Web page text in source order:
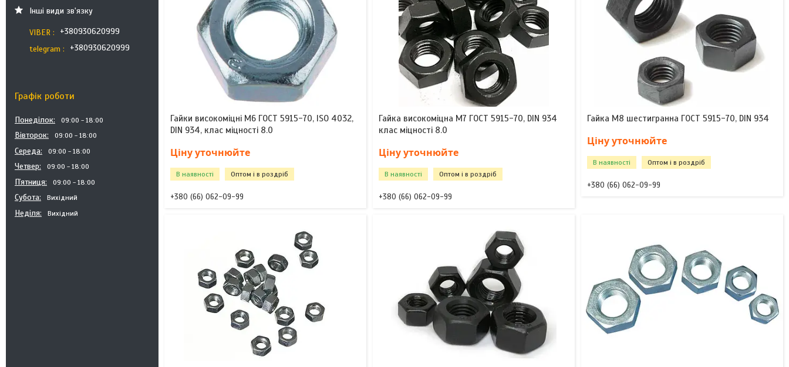
Інші види зв'язку
VIBER
+380930620999
telegram
+380930620999
Графік роботи
Понеділок 09:00 18:00
Вівторок 09:00 18:00
Середа 09:00 18:00
Четвер 09:00 18:00
Пʼятниця 09:00 18:00
Субота Вихідний
Неділя Вихідний
Гайки високоміцні М6 ГОСТ 5915-70, ISO 4032,
DIN 934, клас міцності 8.0
Ціну уточнюйте
В наявності Оптом і в роздріб
+380 (66) 062-09-99
Гайка високоміцна М7 ГОСТ 5915-70, DIN 934
клас міцності 8.0
Ціну уточнюйте
В наявності Оптом і в роздріб
+380 (66) 062-09-99
Гайка М8 шестигранна ГОСТ 5915-70, DIN 934
Ціну уточнюйте
В наявності Оптом і в роздріб
+380 (66) 062-09-99